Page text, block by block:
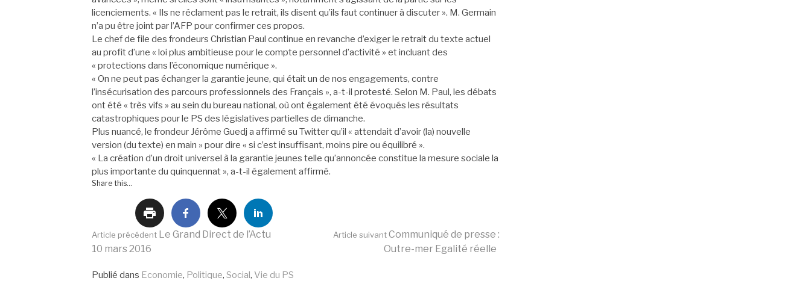
licenciements. « Ils ne réclament pas le retrait, ils disent qu’ils faut continuer à discuter ». M. Germain
n’a pu être joint par l’AFP pour confirmer ces propos.
Le chef de file des frondeurs Christian Paul continue en revanche d’exiger le retrait du texte actuel
au profit d’une « loi plus ambitieuse pour le compte personnel d’activité » et incluant des
« protections dans l’économique numérique ».
« On ne peut pas échanger la garantie jeune, qui était un de nos engagements, contre
l’insécurisation des parcours professionnels des Français », a-t-il protesté. Selon M. Paul, les débats
ont été « très vifs » au sein du bureau national, où ont également été évoqués les résultats
catastrophiques pour le PS des législatives partielles de dimanche.
Plus nuancé, le frondeur Jérôme Guedj a affirmé su Twitter qu’il « attendait d’avoir (la) nouvelle
version (du texte) en main » pour dire « si c’est insuffisant, moins pire ou équilibré ».
« La création d’un droit universel à la garantie jeunes telle qu’annoncée constitue la mesure sociale la
plus importante du quinquennat », a-t-il également affirmé.
Share this...
Lire
Article précédent Le Grand Direct de l’Actu
10 mars 2016
Article suivantCommuniqué de presse :
Outre-mer Egalité réelle
Publié dans Economie, Politique, Social, Vie du PS